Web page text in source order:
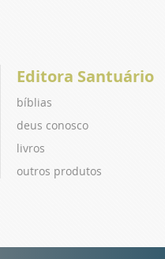
Editora Santuário
bíblias
deus conosco
livros
outros produtos